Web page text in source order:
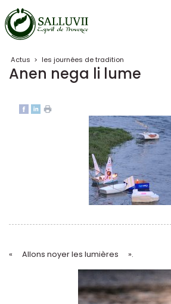
Panneau de gestion des cookies
Actus > les journées de tradition
Anen nega li lume
« Allons noyer les lumières ».